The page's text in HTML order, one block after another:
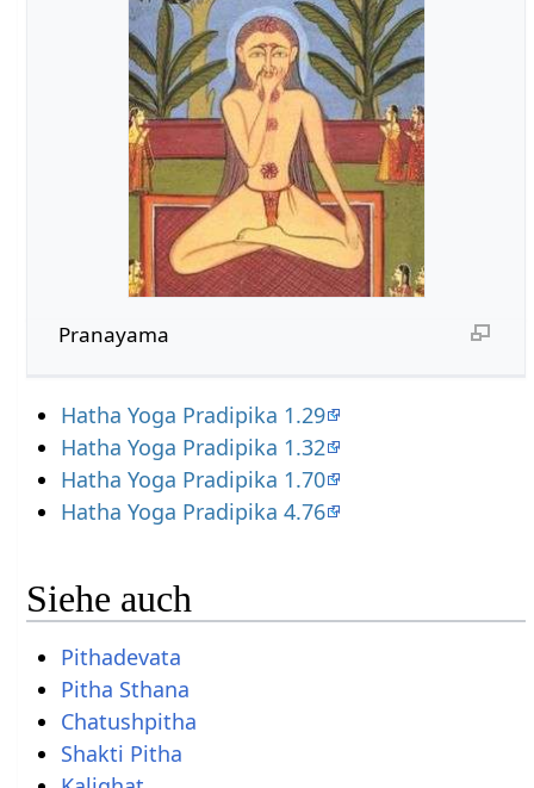
Pranayama
Hatha Yoga Pradipika 1.29
Hatha Yoga Pradipika 1.32
Hatha Yoga Pradipika 1.70
Hatha Yoga Pradipika 4.76
Siehe auch
Pithadevata
Pitha Sthana
Chatushpitha
Shakti Pitha